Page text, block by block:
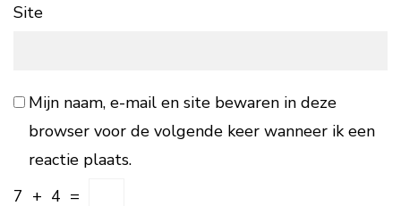
Site
Mijn naam, e-mail en site bewaren in deze
browser voor de volgende keer wanneer ik een
reactie plaats.
7 + 4 =